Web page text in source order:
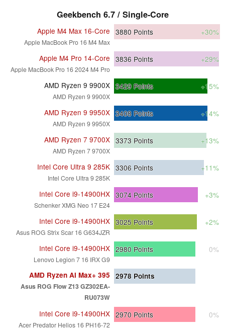
Geekbench 6.7 / Single-Core
Apple M4 Max 16-Core
Apple MacBook Pro 16 M4 Max
3880 Points +30%
Apple M4 Pro 14-Core
Apple MacBook Pro 16 2024 M4 Pro
3836 Points +29%
AMD Ryzen 9 9900X
AMD Ryzen 9 9900X
3429 Points +15%
AMD Ryzen 9 9950X
AMD Ryzen 9 9950X
3408 Points +14%
AMD Ryzen 7 9700X
AMD Ryzen 7 9700X
3373 Points +13%
Intel Core Ultra 9 285K
Intel Core Ultra 9 285K
3306 Points +11%
Intel Core i9-14900HX
Schenker XMG Neo 17 E24
3074 Points +3%
Intel Core i9-14900HX
Asus ROG Strix Scar 16 G634JZR
3025 Points +2%
Intel Core i9-14900HX
Lenovo Legion 7 16 IRX G9
2980 Points 0%
AMD Ryzen AI Max+ 395
Asus ROG Flow Z13 GZ302EA-
RU073W
2978 Points
Intel Core i9-14900HX
Acer Predator Helios 16 PH16-72
2970 Points 0%